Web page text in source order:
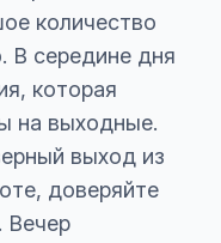
количество
В середине дня
которая
на выходные.
выход из
доверяйте
Вечер